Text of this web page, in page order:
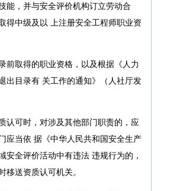
能，并与安全评价机构订立劳动合
得中级及以 上注册安全工程师职业资
前取得的职业资格，以及根据《人力
出目录有 关工作的通知》（人社厅发
认可时，对涉及其他部门职责的，应
应当依 据《中华人民共和国安全生产
全评价活动中有违法 违规行为的，
送资质认可机关。